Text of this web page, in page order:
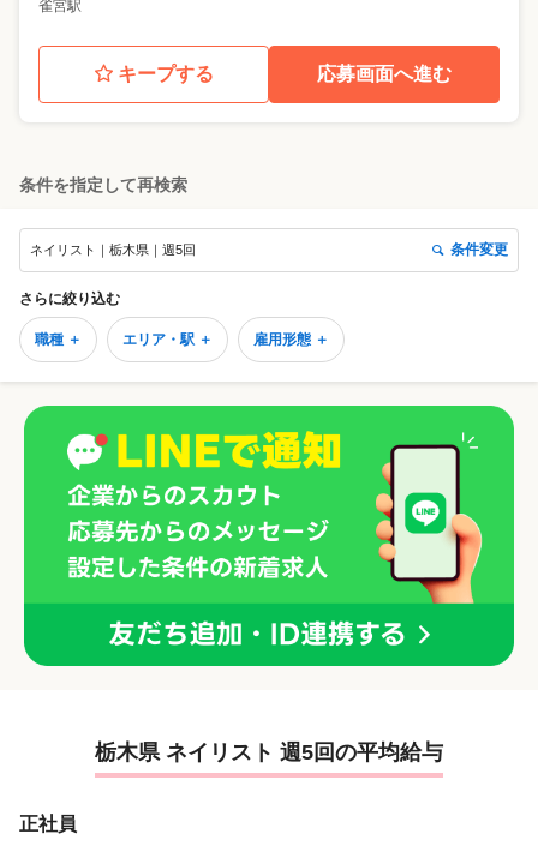
雀宮駅
キープする 応募画面へ進む
条件を指定して再検索
ネイリスト｜栃木県｜週5回 条件変更
さらに絞り込む
職種 ＋ エリア・駅 ＋ 雇用形態 ＋
栃木県 ネイリスト 週5回の平均給与
正社員